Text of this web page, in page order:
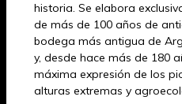
historia. Se elabora
de más de 100 años de
bodega más antigua de
y, desde hace más de 180
máxima expresión de los
alturas extremas y